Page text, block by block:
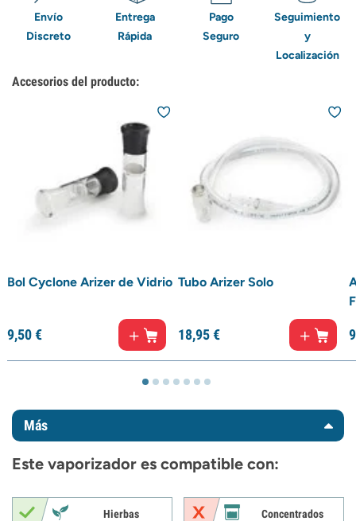
Envío
Discreto
Entrega
Rápida
Pago
Seguro
Seguimiento
y
Localización
Accesorios del producto:
Bol Cyclone Arizer de Vidrio
9,50€
Tubo Arizer Solo
18,95€
Más
Este vaporizador es compatible con:
Hierbas Concentrados